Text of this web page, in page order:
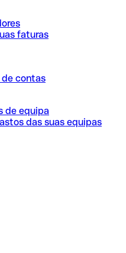
faturas
contas
de equipa
das suas equipas